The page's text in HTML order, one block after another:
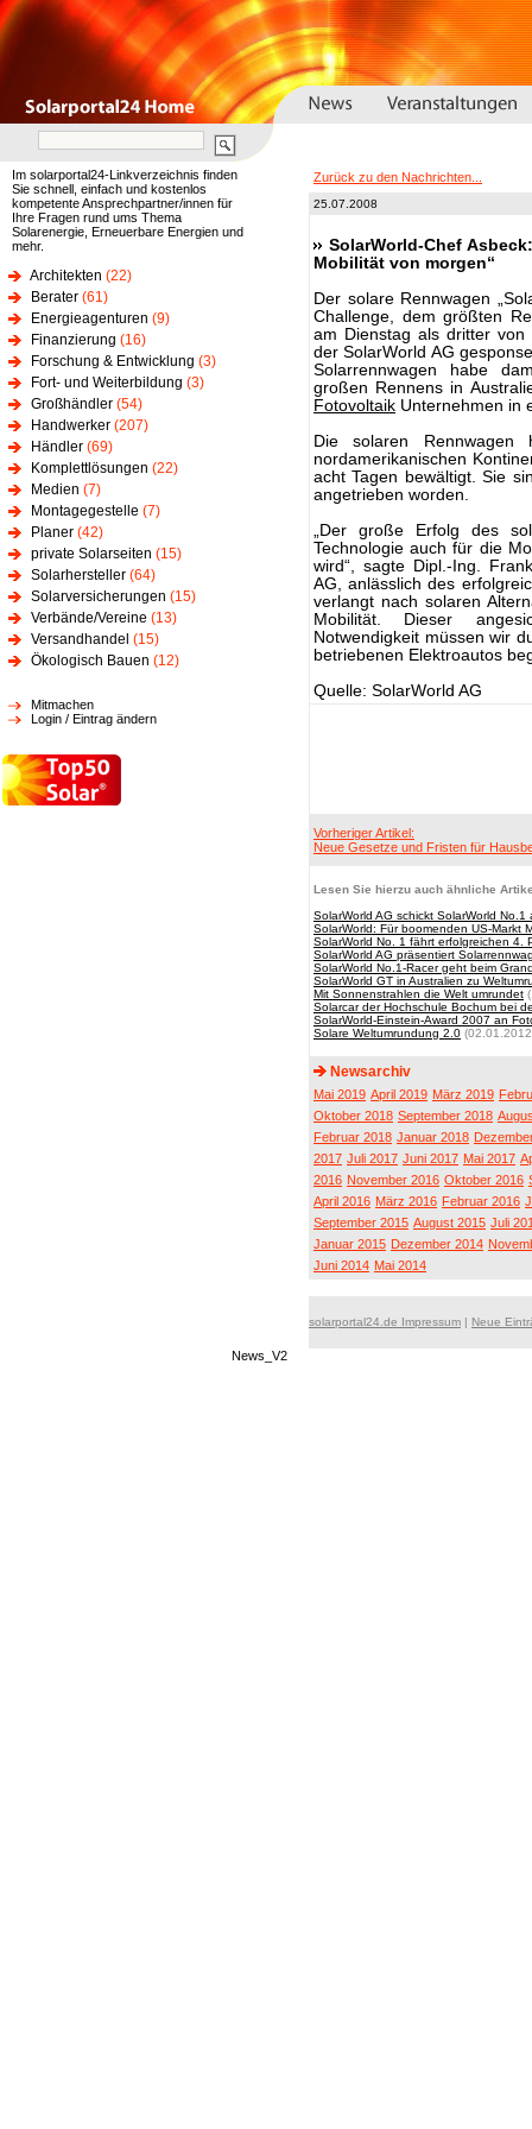
Im solarportal24-Linkverzeichnis finden
Sie schnell, einfach und kostenlos
kompetente Ansprechpartner/innen für
Ihre Fragen rund ums Thema
Solarenergie, Erneuerbare Energien und
mehr.
Architekten (22)
Berater (61)
Energieagenturen (9)
Finanzierung (16)
Forschung & Entwicklung (3)
Fort- und Weiterbildung (3)
Großhändler (54)
Handwerker (207)
Händler (69)
Komplettlösungen (22)
Medien (7)
Montagegestelle (7)
Planer (42)
private Solarseiten (15)
Solarhersteller (64)
Solarversicherungen (15)
Verbände/Vereine (13)
Versandhandel (15)
Ökologisch Bauen (12)
Mitmachen
Login / Eintrag ändern
Zurück zu den Nachrichten...
25.07.2008
SolarWorld-Chef
Mobilität von morgen“
Der solare Rennwagen
Challenge, dem größten
am Dienstag als dritter
der SolarWorld AG
Solarrennwagen habe
großen Rennens in
Fotovoltaik Unternehmen in
Die solaren
nordamerikanischen
acht Tagen bewältigt. Sie
angetrieben worden.
„Der große Erfolg des
Technologie auch für die
wird“, sagte Dipl.-Ing.
AG, anlässlich des
verlangt nach solaren
Mobilität. Dieser
Notwendigkeit müssen wir
betriebenen Elektroautos
Quelle: SolarWorld AG
Vorheriger Artikel:
Neue Gesetze und Fristen für
Lesen Sie hierzu auch ähnliche
SolarWorld AG schickt SolarWorld
SolarWorld: Für boomenden US-Markt
SolarWorld No. 1 fährt erfolgreichen 4.
SolarWorld AG präsentiert
SolarWorld No.1-Racer geht beim
SolarWorld GT in Australien zu
Mit Sonnenstrahlen die Welt umrundet
Solarcar der Hochschule Bochum bei
SolarWorld-Einstein-Award 2007 an
Solare Weltumrundung 2.0
Newsarchiv
Mai 2019 April 2019 März 2019
Oktober 2018 September 2018
Februar 2018 Januar 2018
2017 Juli 2017 Juni 2017 Mai 2017
2016 November 2016 Oktober 2016
April 2016 März 2016 Februar 2016
September 2015 August 2015 Juli
Januar 2015 Dezember 2014
Juni 2014 Mai 2014
solarportal24.de Impressum | Neue
News_V2